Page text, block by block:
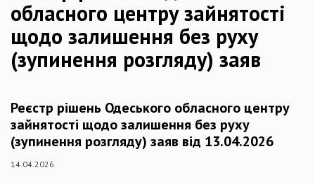
обласного центру зайнятості
щодо залишення без руху
(зупинення розгляду) заяв
Реєстр рішень Одеського обласного центру
зайнятості щодо залишення без руху
(зупинення розгляду) заяв від 13.04.2026
14.04.2026